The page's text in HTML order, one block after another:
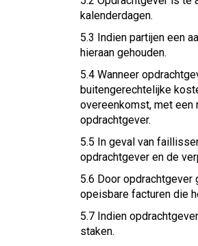
kalenderdagen.
5.3 Indien partijen een
hieraan gehouden.
5.4 Wanneer
buitengerechtelijke
overeenkomst, met een
opdrachtgever.
5.5 In geval van
opdrachtgever en de
5.6 Door
opeisbare facturen die
5.7 Indien
staken.